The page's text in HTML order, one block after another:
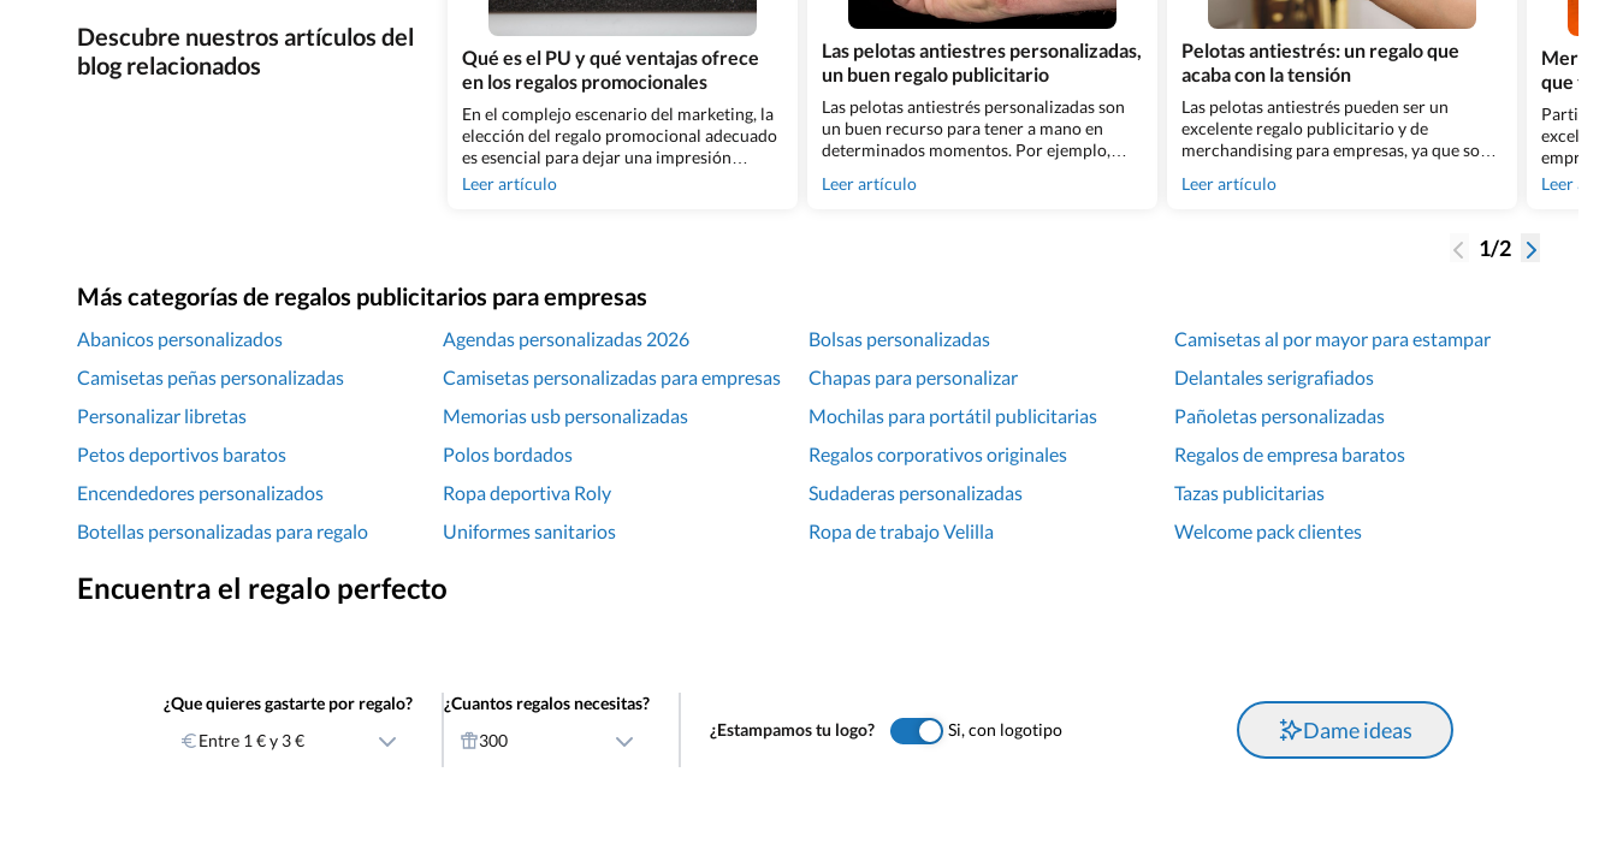
Descubre nuestros artículos del
blog relacionados
Qué es el PU y qué ventajas ofrece
en los regalos promocionales
En el complejo escenario del marketing, la
elección del regalo promocional adecuado
es esencial para dejar una impresión
duradera. En este contexto, el material
poliuretano se convierte en la fuerza
motriz detrás de regalos promocionales
eficaces, destacando sus [&hellip;]
Leer artículo
Las pelotas antiestres personalizadas,
un buen regalo publicitario
Las pelotas antiestrés personalizadas son
un buen recurso para tener a mano en
determinados momentos. Por ejemplo,
sometidos a tensión, en momentos de
Leer artículo
Pelotas antiestrés: un regalo que
acaba con la tensión
Las pelotas antiestrés pueden ser un
excelente regalo publicitario y de
merchandising para empresas, ya que son
nada visto. Además, son muy útiles para
tensiones. Te contamos varios secretos
Leer artículo
que tu
nuevos
Leer
1/2
Más categorías de regalos publicitarios para empresas
Abanicos personalizados Agendas personalizadas 2026 Bolsas personalizadas
Camisetas al por mayor para estampar
Camisetas peñas personalizadas
Camisetas personalizadas para empresas Chapas para personalizar
Delantales serigrafiados
Personalizar libretas
Memorias usb personalizadas Mochilas para portátil publicitarias
Pañoletas personalizadas
Petos deportivos baratos
Polos bordados Regalos corporativos originales
Regalos de empresa baratos
Encendedores personalizados
Ropa deportiva Roly Sudaderas personalizadas
Tazas publicitarias
Botellas personalizadas para regalo
Uniformes sanitarios Ropa de trabajo Velilla Welcome pack clientes
Encuentra el regalo perfecto
¿Que quieres gastarte por regalo?
Entre 1 € y 3 €
¿Cuantos regalos necesitas?
300
¿Estampamos tu logo? Si, con logotipo Dame ideas